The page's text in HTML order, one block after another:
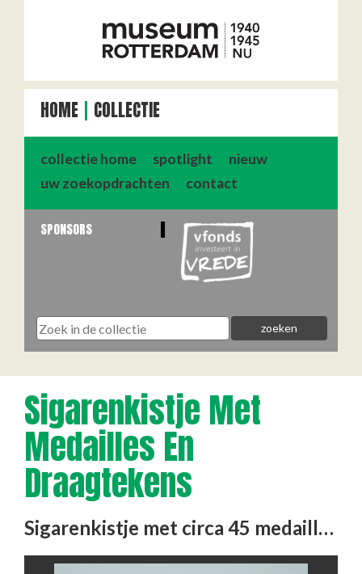
HOME COLLECTIE
collectie home spotlight
nieuw
uw zoekopdrachten
contact
SPONSORS
Sigarenkistje Met
Medailles En
Draagtekens
Sigarenkistje met circa 45 medailles, draagtekens, spelden, broches en hulzen, uit de verzameling van Arie Vermeulen.